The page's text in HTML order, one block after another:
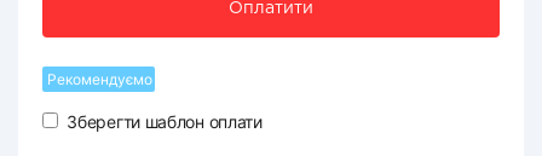
Оплатити
Рекомендуємо
Зберегти шаблон оплати